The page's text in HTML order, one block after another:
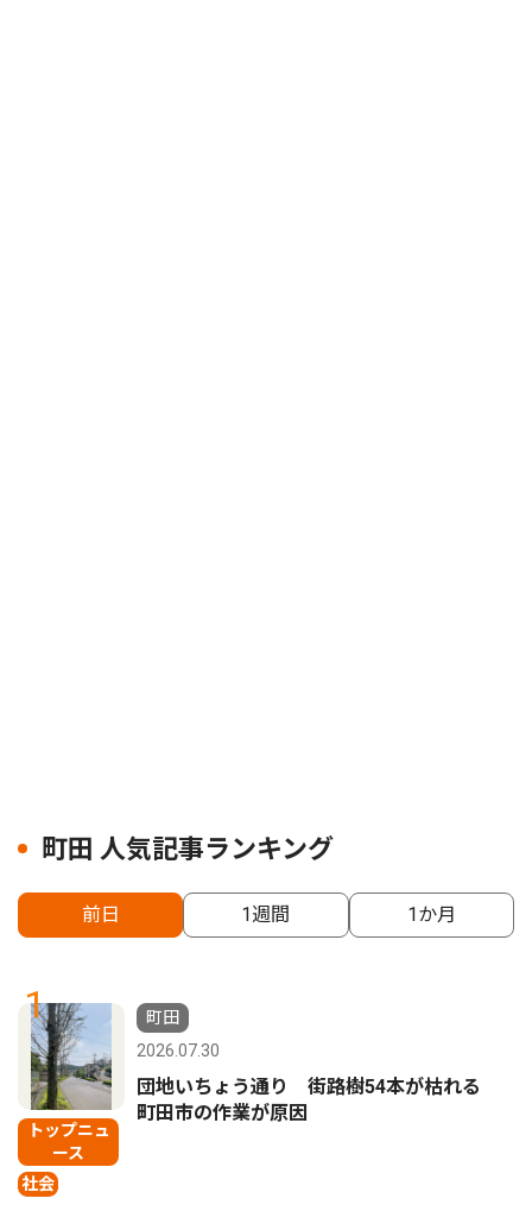
町田 人気記事ランキング
前日 1週間 1か月
1
トップニュ
ース
社会
町田
2026.07.30
団地いちょう通り 街路樹54本が枯れる
町田市の作業が原因